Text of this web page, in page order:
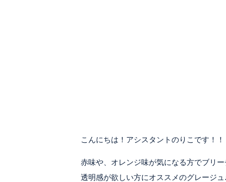
こんにちは！アシスタントのりこです！！
赤味や、オレンジ味が気になる方でブリー
透明感が欲しい方にオススメのグレージュ